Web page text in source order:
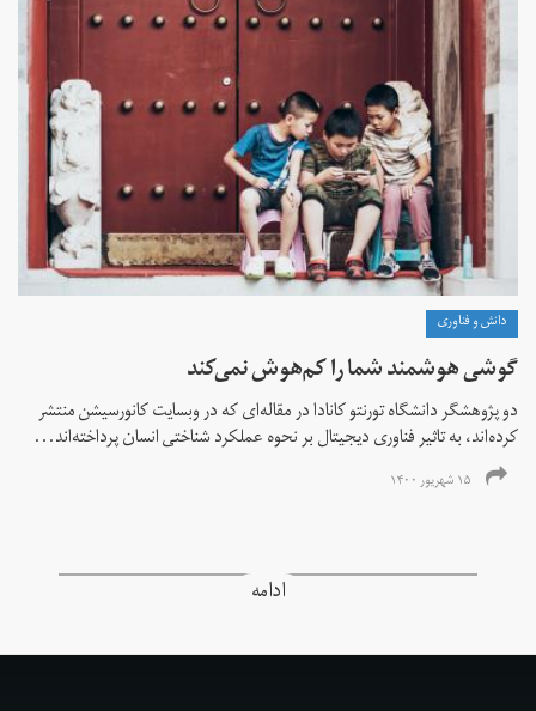
دانش و فناوری
گوشی هوشمند شما را کم‌هوش‌ نمی‌کند
دو پژوهشگر دانشگاه تورنتو کانادا در مقاله‌ای که در وبسایت کانورسیشن منتشر
کرده‌اند، به تاثیر فناوری دیجیتال بر نحوه عملکرد شناختی انسان پرداخته‌اند...
۱۵ شهریور ۱۴۰۰
ادامه